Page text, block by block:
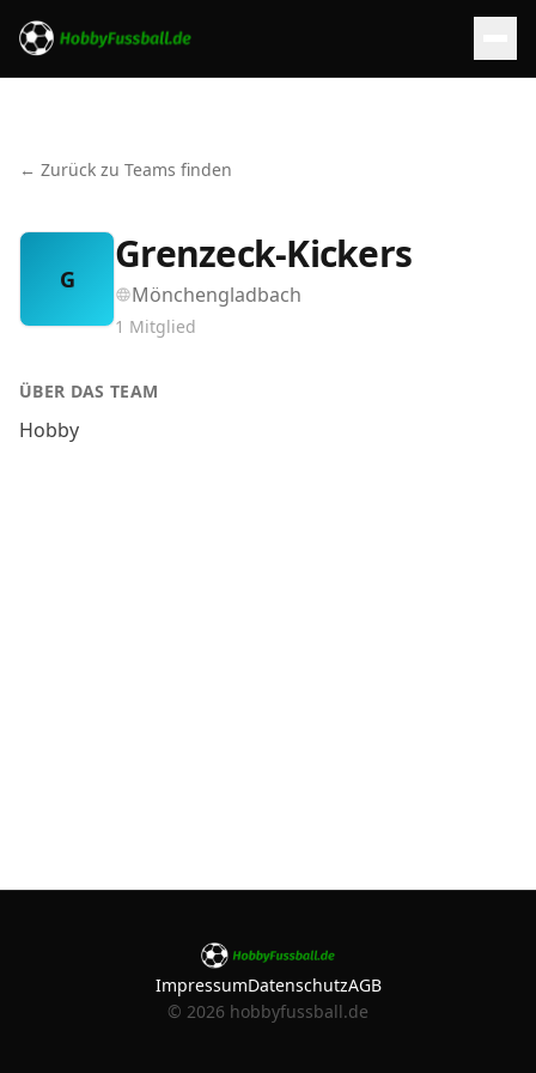
← Zurück zu Teams finden
G
Grenzeck-Kickers
Mönchengladbach
1 Mitglied
ÜBER DAS TEAM
Hobby
ImpressumDatenschutzAGB
© 2026 hobbyfussball.de